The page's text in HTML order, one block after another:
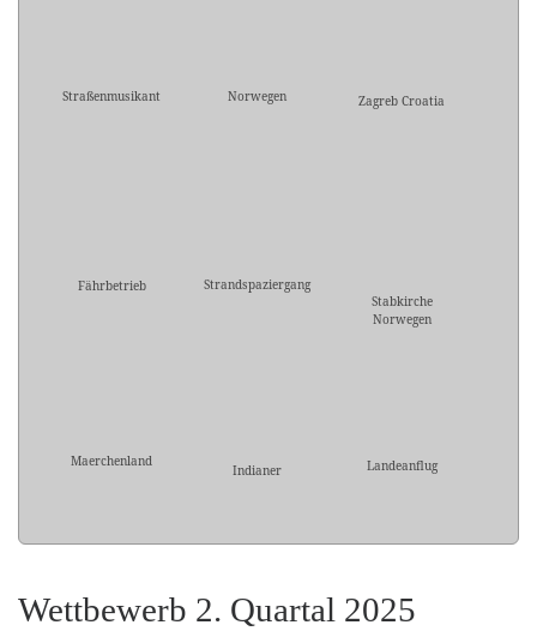
Straßenmusikant Norwegen Zagreb Croatia
Fährbetrieb
Strandspaziergang
Stabkirche
Norwegen
Maerchenland
Indianer Landeanflug
Wettbewerb 2. Quartal 2025